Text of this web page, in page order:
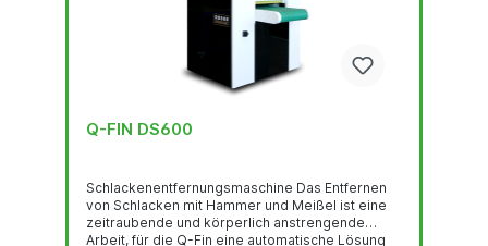
Q-FIN DS600
Schlackenentfernungsmaschine Das Entfernen
von Schlacken mit Hammer und Meißel ist eine
zeitraubende und körperlich anstrengende
Arbeit, für die Q-Fin eine automatische Lösung